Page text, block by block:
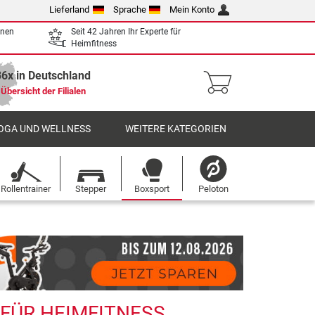
Lieferland Sprache Mein Konto
Seit 42 Jahren Ihr Experte für
Heimfitness
in Deutschland
Übersicht der Filialen
UND WELLNESS WEITERE KATEGORIEN
Rollentrainer Stepper Boxsport Peloton